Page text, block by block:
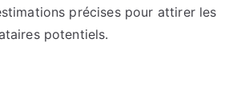
précises pour attirer les
potentiels.